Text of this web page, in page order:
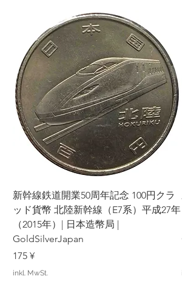
新幹線鉄道開業50周年記念 100円クラ
ッド貨幣 北陸新幹線（E7系）平成27年
（2015年）| 日本造幣局 |
GoldSilverJapan
Preis
175 ¥
inkl. MwSt.